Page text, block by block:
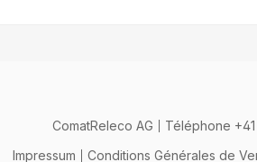
ComatReleco AG Téléphone
Impressum
Conditions Générales de